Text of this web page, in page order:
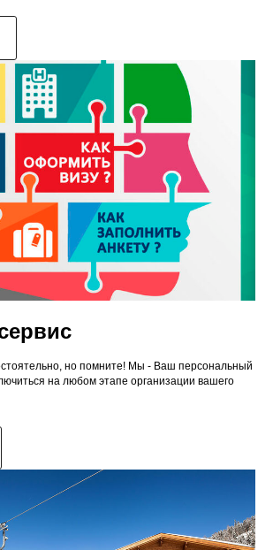
но помните! Мы - Ваш персональный
на любом этапе организации вашего